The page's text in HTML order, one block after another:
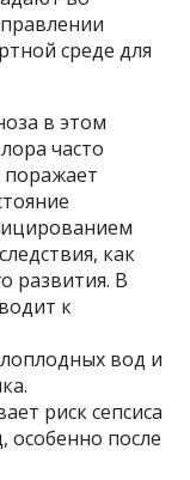
среде для
в этом
часто
как
развития. В
к
вод и
риск сепсиса
особенно после